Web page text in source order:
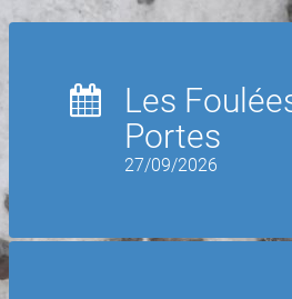
Les
Portes
27/09/2026